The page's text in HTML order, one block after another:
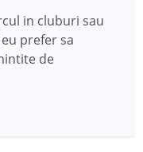
in cluburi sau
prefer sa
de